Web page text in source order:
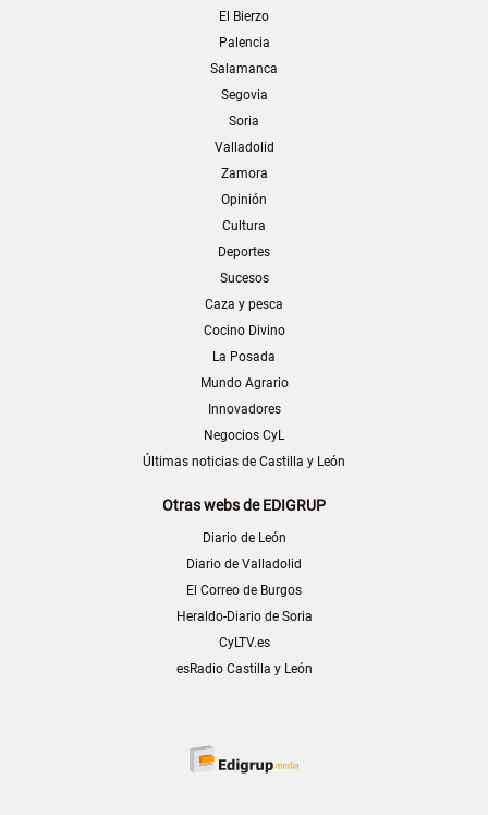
El Bierzo
Palencia
Salamanca
Segovia
Soria
Valladolid
Zamora
Opinión
Cultura
Deportes
Sucesos
Caza y pesca
Cocino Divino
La Posada
Mundo Agrario
Innovadores
Negocios CyL
Últimas noticias de Castilla y León
Otras webs de EDIGRUP
Diario de León
Diario de Valladolid
El Correo de Burgos
Heraldo-Diario de Soria
CyLTV.es
esRadio Castilla y León